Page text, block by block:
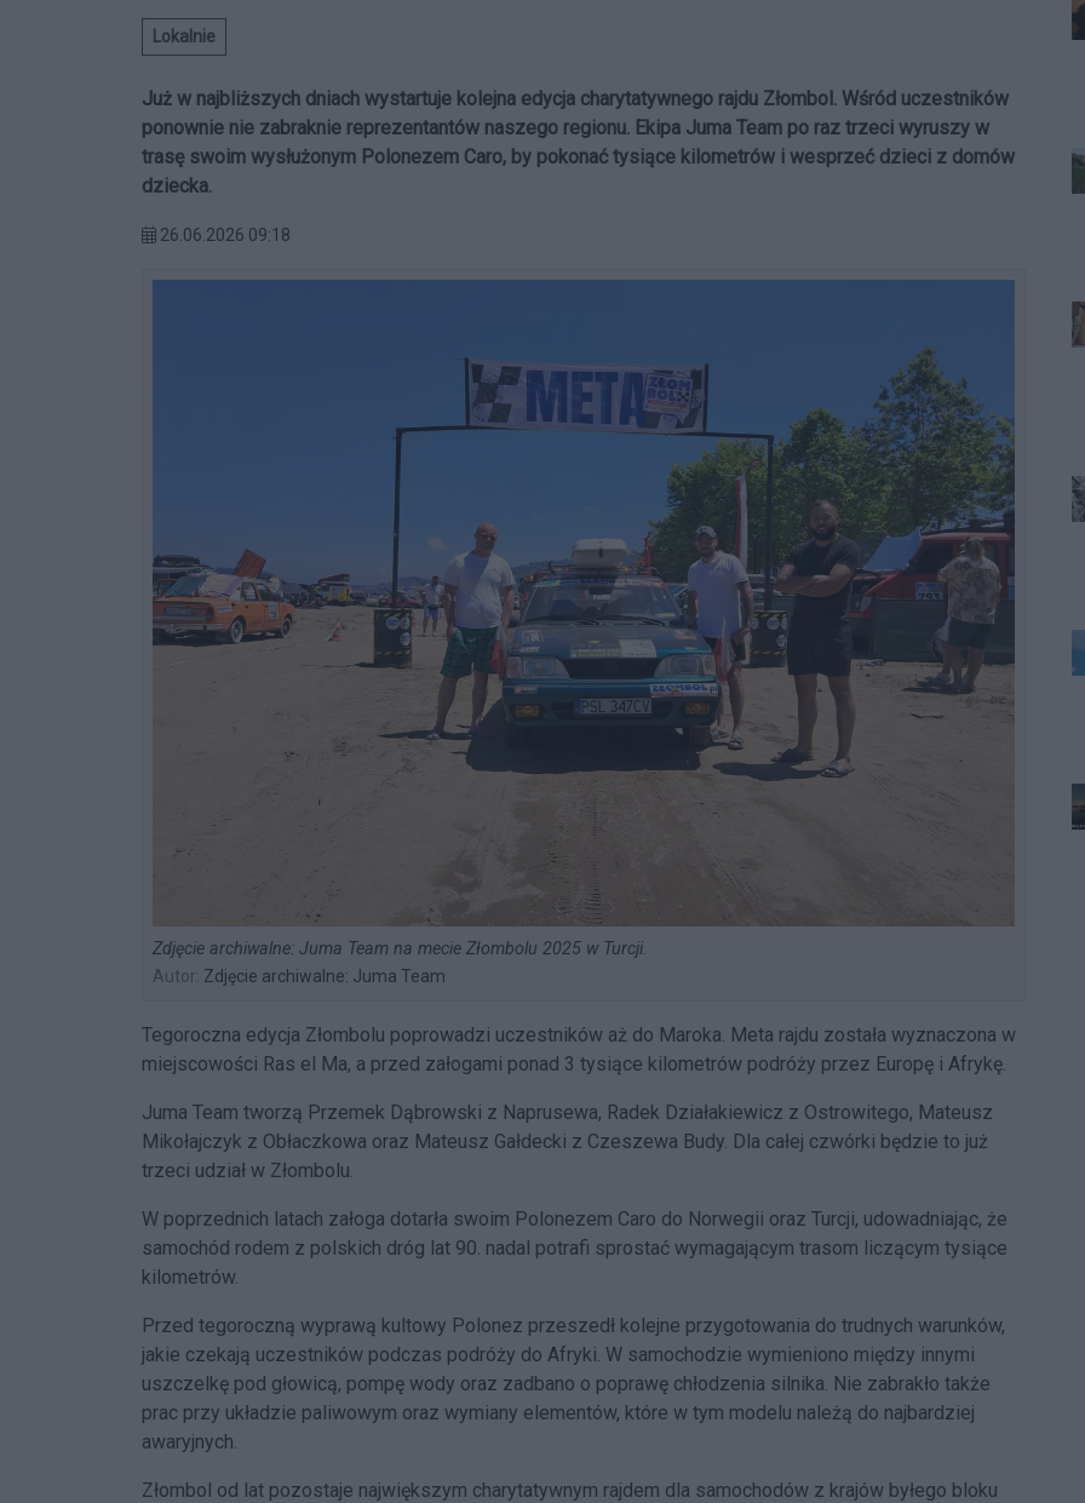
Lokalnie
Już w najbliższych dniach wystartuje kolejna edycja charytatywnego rajdu Złombol. Wśród uczestników
ponownie nie zabraknie reprezentantów naszego regionu. Ekipa Juma Team po raz trzeci wyruszy w
trasę swoim wysłużonym Polonezem Caro, by pokonać tysiące kilometrów i wesprzeć dzieci z domów
dziecka.
26.06.2026 09:18
Zdjęcie archiwalne: Juma Team na mecie Złombolu 2025 w Turcji.
Autor: Zdjęcie archiwalne: Juma Team
Tegoroczna edycja Złombolu poprowadzi uczestników aż do Maroka. Meta rajdu została wyznaczona w
miejscowości Ras el Ma, a przed załogami ponad 3 tysiące kilometrów podróży przez Europę i Afrykę.
Juma Team tworzą Przemek Dąbrowski z Naprusewa, Radek Działakiewicz z Ostrowitego, Mateusz
Mikołajczyk z Obłaczkowa oraz Mateusz Gałdecki z Czeszewa Budy. Dla całej czwórki będzie to już
trzeci udział w Złombolu.
W poprzednich latach załoga dotarła swoim Polonezem Caro do Norwegii oraz Turcji, udowadniając, że
samochód rodem z polskich dróg lat 90. nadal potrafi sprostać wymagającym trasom liczącym tysiące
kilometrów.
Przed tegoroczną wyprawą kultowy Polonez przeszedł kolejne przygotowania do trudnych warunków,
jakie czekają uczestników podczas podróży do Afryki. W samochodzie wymieniono między innymi
uszczelkę pod głowicą, pompę wody oraz zadbano o poprawę chłodzenia silnika. Nie zabrakło także
prac przy układzie paliwowym oraz wymiany elementów, które w tym modelu należą do najbardziej
awaryjnych.
Złombol od lat pozostaje największym charytatywnym rajdem dla samochodów z krajów byłego bloku